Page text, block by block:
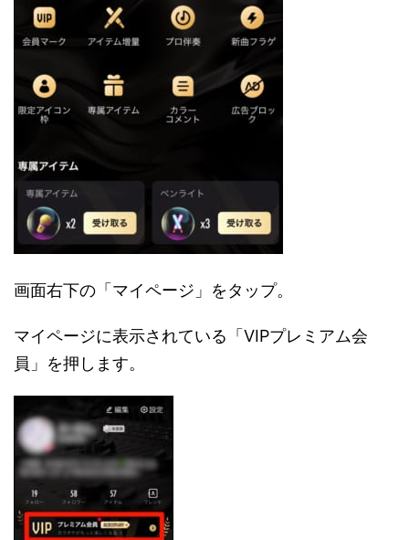
画面右下の「マイページ」をタップ。
マイページに表示されている「VIPプレミアム会
員」を押します。